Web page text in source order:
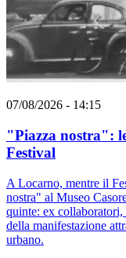
07/08/2026 - 14:15
"Piazza nostra":
Festival
A Locarno, mentre il
nostra" al Museo
quinte: ex collaboratori,
della manifestazione
urbano.